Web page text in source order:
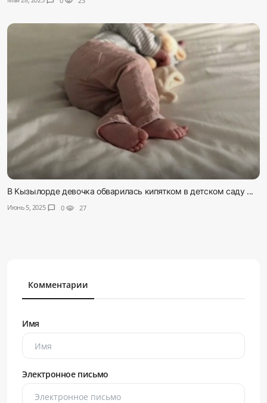
В Кызылорде девочка обварилась кипятком в детском саду ...
Июнь 5, 2025 chat_bubble 0 visibility 27
Комментарии
Имя
Электронное письмо